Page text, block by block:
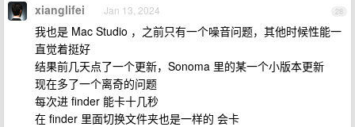
28
xianglifei Jan 13, 2024
我也是 Mac Studio ，之前只有一个噪音问题，其他时候性能一
直觉着挺好
结果前几天点了一个更新，Sonoma 里的某一个小版本更新
现在多了一个离奇的问题
每次进 finder 能卡十几秒
在 finder 里面切换文件夹也是一样的 会卡